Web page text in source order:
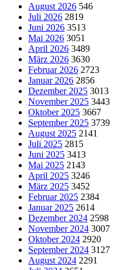
August 2026 546
Juli 2026 2819
Juni 2026 3513
Mai 2026 3051
April 2026 3489
März 2026 3630
Februar 2026 2723
Januar 2026 2856
Dezember 2025 3013
November 2025 3443
Oktober 2025 3667
September 2025 3739
August 2025 2141
Juli 2025 2815
Juni 2025 3413
Mai 2025 2143
April 2025 3246
März 2025 3452
Februar 2025 2384
Januar 2025 2614
Dezember 2024 2598
November 2024 3007
Oktober 2024 2920
September 2024 3127
August 2024 2291